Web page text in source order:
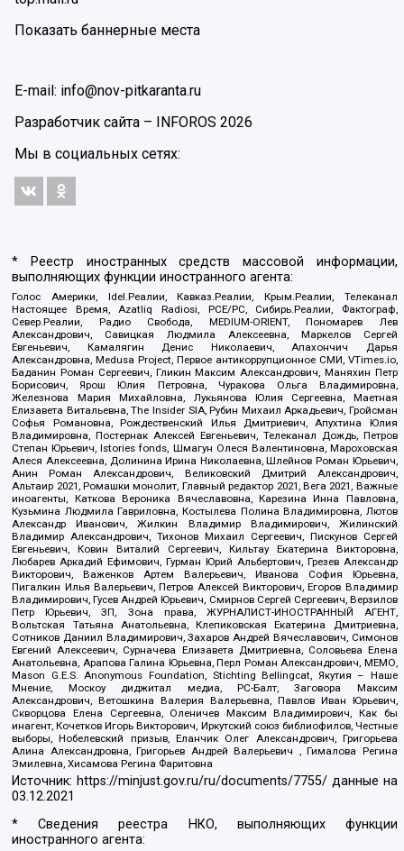
Показать баннерные места
E-mail: info@nov-pitkaranta.ru
Разработчик сайта –
INFOROS 2026
Мы в социальных сетях:
* Реестр иностранных средств массовой информации,
выполняющих функции иностранного агента:
Голос Америки, Idel.Реалии, Кавказ.Реалии, Крым.Реалии, Телеканал
Настоящее Время, Azatliq Radiosi, PCE/PC, Сибирь.Реалии, Фактограф,
Север.Реалии, Радио Свобода, MEDIUM-ORIENT, Пономарев Лев
Александрович, Савицкая Людмила Алексеевна, Маркелов Сергей
Евгеньевич, Камалягин Денис Николаевич, Апахончич Дарья
Александровна, Medusa Project, Первое антикоррупционное СМИ, VTimes.io,
Баданин Роман Сергеевич, Гликин Максим Александрович, Маняхин Петр
Борисович, Ярош Юлия Петровна, Чуракова Ольга Владимировна,
Железнова Мария Михайловна, Лукьянова Юлия Сергеевна, Маетная
Елизавета Витальевна, The Insider SIA, Рубин Михаил Аркадьевич, Гройсман
Софья Романовна, Рождественский Илья Дмитриевич, Апухтина Юлия
Владимировна, Постернак Алексей Евгеньевич, Телеканал Дождь, Петров
Степан Юрьевич, Istories fonds, Шмагун Олеся Валентиновна, Мароховская
Алеся Алексеевна, Долинина Ирина Николаевна, Шлейнов Роман Юрьевич,
Анин Роман Александрович, Великовский Дмитрий Александрович,
Альтаир 2021, Ромашки монолит, Главный редактор 2021, Вега 2021, Важные
иноагенты, Каткова Вероника Вячеславовна, Карезина Инна Павловна,
Кузьмина Людмила Гавриловна, Костылева Полина Владимировна, Лютов
Александр Иванович, Жилкин Владимир Владимирович, Жилинский
Владимир Александрович, Тихонов Михаил Сергеевич, Пискунов Сергей
Евгеньевич, Ковин Виталий Сергеевич, Кильтау Екатерина Викторовна,
Любарев Аркадий Ефимович, Гурман Юрий Альбертович, Грезев Александр
Викторович, Важенков Артем Валерьевич, Иванова София Юрьевна,
Пигалкин Илья Валерьевич, Петров Алексей Викторович, Егоров Владимир
Владимирович, Гусев Андрей Юрьевич, Смирнов Сергей Сергеевич, Верзилов
Петр Юрьевич, ЗП, Зона права, ЖУРНАЛИСТ-ИНОСТРАННЫЙ АГЕНТ,
Вольтская Татьяна Анатольевна, Клепиковская Екатерина Дмитриевна,
Сотников Даниил Владимирович, Захаров Андрей Вячеславович, Симонов
Евгений Алексеевич, Сурначева Елизавета Дмитриевна, Соловьева Елена
Анатольевна, Арапова Галина Юрьевна, Перл Роман Александрович, МЕМО,
Mason G.E.S. Anonymous Foundation, Stichting Bellingcat, Якутия – Наше
Мнение, Москоу диджитал медиа, РС-Балт, Заговора Максим
Александрович, Ветошкина Валерия Валерьевна, Павлов Иван Юрьевич,
Скворцова Елена Сергеевна, Оленичев Максим Владимирович, Как бы
инагент, Кочетков Игорь Викторович, Иркутский союз библиофилов, Честные
выборы, Нобелевский призыв, Еланчик Олег Александрович, Григорьева
Алина Александровна, Григорьев Андрей Валерьевич , Гималова Регина
Эмилевна, Хисамова Регина Фаритовна
Источник: https://minjust.gov.ru/ru/documents/7755/ данные на
03.12.2021
* Сведения реестра НКО, выполняющих функции
иностранного агента: